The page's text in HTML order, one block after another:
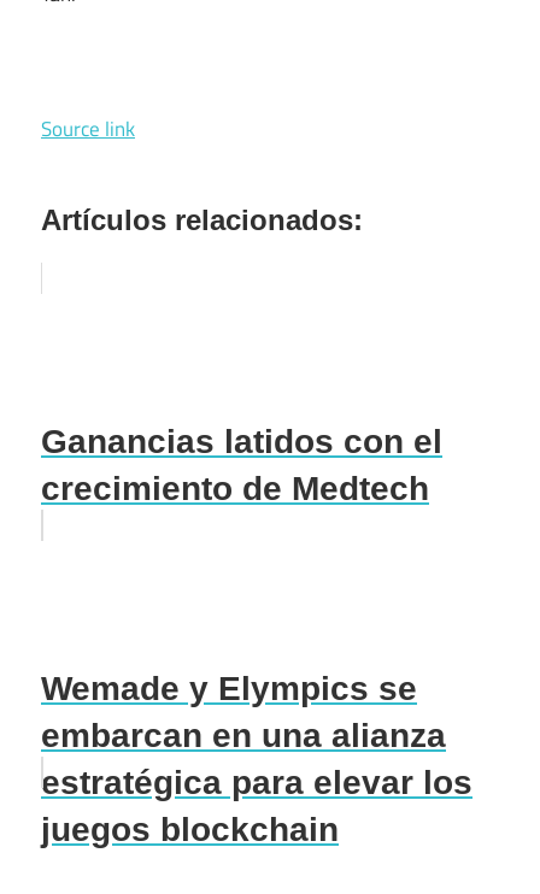
Source link
Artículos relacionados:
Ganancias latidos con el
crecimiento de Medtech
Wemade y Elympics se
embarcan en una alianza
estratégica para elevar los
juegos blockchain